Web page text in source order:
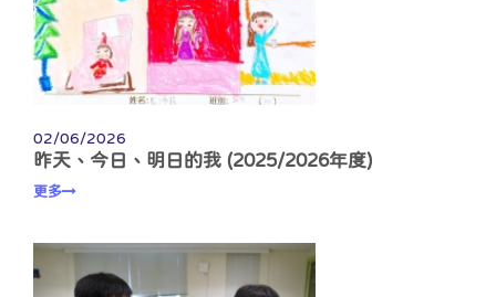
02/06/2026
昨天、今日、明日的我 (2025/2026年度)
更多